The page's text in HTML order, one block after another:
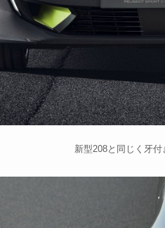
新型208と同じく牙付